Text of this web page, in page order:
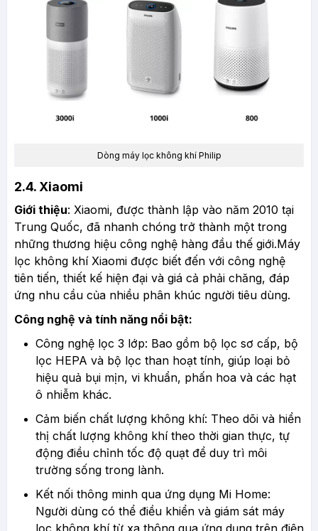
Dòng máy lọc không khí Philip
2.4. Xiaomi
Giới thiệu: Xiaomi, được thành lập vào năm 2010 tại
Trung Quốc, đã nhanh chóng trở thành một trong
những thương hiệu công nghệ hàng đầu thế giới.Máy
lọc không khí Xiaomi được biết đến với công nghệ
tiên tiến, thiết kế hiện đại và giá cả phải chăng, đáp
ứng nhu cầu của nhiều phân khúc người tiêu dùng.
Công nghệ và tính năng nổi bật:
Công nghệ lọc 3 lớp: Bao gồm bộ lọc sơ cấp, bộ
lọc HEPA và bộ lọc than hoạt tính, giúp loại bỏ
hiệu quả bụi mịn, vi khuẩn, phấn hoa và các hạt
ô nhiễm khác.
Cảm biến chất lượng không khí: Theo dõi và hiển
thị chất lượng không khí theo thời gian thực, tự
động điều chỉnh tốc độ quạt để duy trì môi
trường sống trong lành.
Kết nối thông minh qua ứng dụng Mi Home:
Người dùng có thể điều khiển và giám sát máy
lọc không khí từ xa thông qua ứng dụng trên điện